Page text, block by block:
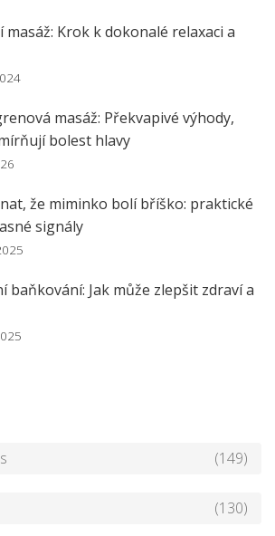
masáž: Krok k dokonalé relaxaci a
masáž: Překvapivé výhody,
bolest hlavy
že miminko bolí bříško: praktické
signály
baňkování: Jak může zlepšit zdraví a
(149)
(130)